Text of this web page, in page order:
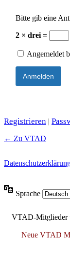
Bitte gib eine
2 × drei =
Angemeldet
Registrieren |
← Zu VTAD
Sprache
VTAD-Mitglieder
Neue VTAD